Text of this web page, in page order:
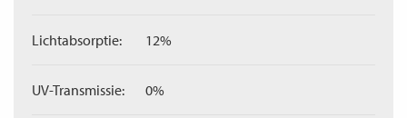
Lichtabsorptie: 12%
UV-Transmissie: 0%